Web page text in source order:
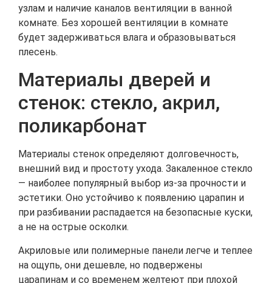
узлам и наличие каналов вентиляции в ванной
комнате. Без хорошей вентиляции в комнате
будет задерживаться влага и образовываться
плесень.
Материалы дверей и
стенок: стекло, акрил,
поликарбонат
Материалы стенок определяют долговечность,
внешний вид и простоту ухода. Закаленное стекло
— наиболее популярный выбор из-за прочности и
эстетики. Оно устойчиво к появлению царапин и
при разбивании распадается на безопасные куски,
а не на острые осколки.
Акриловые или полимерные панели легче и теплее
на ощупь, они дешевле, но подвержены
царапинам и со временем желтеют при плохой